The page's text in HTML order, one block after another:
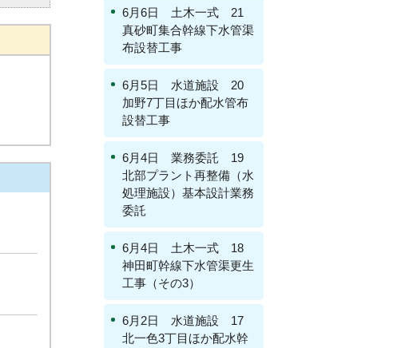
6月6日 土木一式 21
真砂町集合幹線下水管渠
布設替工事
6月5日 水道施設 20
加野7丁目ほか配水管布
設替工事
6月4日 業務委託 19
北部プラント再整備（水
処理施設）基本設計業務
委託
6月4日 土木一式 18
神田町幹線下水管渠更生
工事（その3）
6月2日 水道施設 17
北一色3丁目ほか配水幹